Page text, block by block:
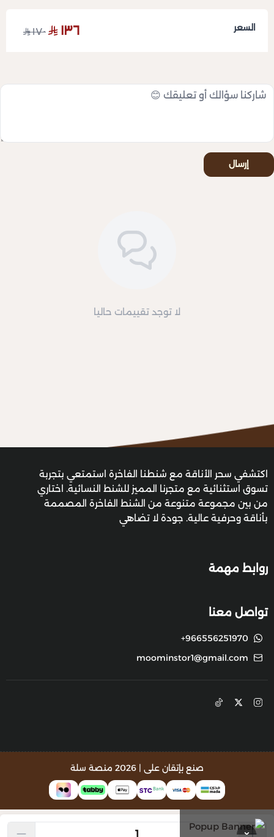
السعر ١٣٦ ١٧٠
إرسال
لا توجد تقييمات حاليا
اكتشفي سحر الأناقة مع شنطنا الفاخرة استمتعي بتجربة
تسوق استثنائية مع متجرنا المميز للشنط النسائية. اختاري
من بين مجموعة متنوعة من الشنط الفاخرة المصممة
بأناقة وحرفية عالية. جودة لا تضاهي
روابط مهمة
تواصل معنا
+966556251970
moominstor1@gmail.com
صنع بإتقان على | 2026 منصة سلة